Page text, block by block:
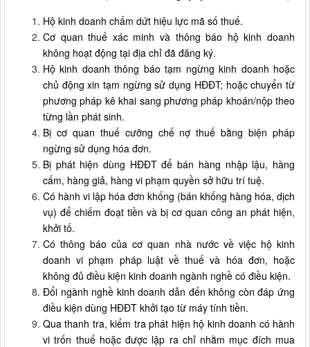
Hộ kinh doanh chấm dứt hiệu lực mã số thuế.
Cơ quan thuế xác minh và thông báo hộ kinh doanh
không hoạt động tại địa chỉ đã đăng ký.
Hộ kinh doanh thông báo tạm ngừng kinh doanh hoặc
chủ động xin tạm ngừng sử dụng HĐĐT; hoặc chuyển từ
phương pháp kê khai sang phương pháp khoán/nộp theo
từng lần phát sinh.
Bị cơ quan thuế cưỡng chế nợ thuế bằng biện pháp
ngừng sử dụng hóa đơn.
Bị phát hiện dùng HĐĐT để bán hàng nhập lậu, hàng
cấm, hàng giả, hàng vi phạm quyền sở hữu trí tuệ.
Có hành vi lập hóa đơn khống (bán khống hàng hóa, dịch
vụ) để chiếm đoạt tiền và bị cơ quan công an phát hiện,
khởi tố.
Có thông báo của cơ quan nhà nước về việc hộ kinh
doanh vi phạm pháp luật về thuế và hóa đơn, hoặc
không đủ điều kiện kinh doanh ngành nghề có điều kiện.
Đổi ngành nghề kinh doanh dẫn đến không còn đáp ứng
điều kiện dùng HĐĐT khởi tạo từ máy tính tiền.
Qua thanh tra, kiểm tra phát hiện hộ kinh doanh có hành
vi trốn thuế hoặc được lập ra chỉ nhằm mục đích mua